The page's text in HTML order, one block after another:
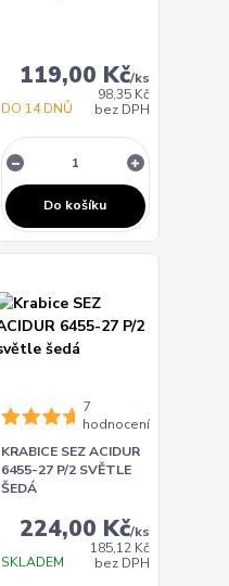
119,00 Kč/ks
98,35 Kč
bez DPH
DO 14 DNŮ
Do košíku
7
hodnocení
KRABICE SEZ ACIDUR
6455-27 P/2 SVĚTLE
ŠEDÁ
224,00 Kč/ks
185,12 Kč
bez DPH
SKLADEM